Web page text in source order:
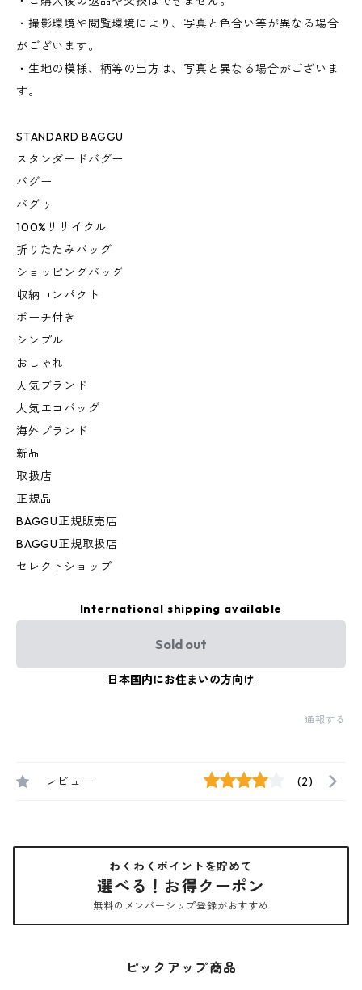
・撮影環境や閲覧環境により、写真と色合い等が異なる場合
がございます。
・生地の模様、柄等の出方は、写真と異なる場合がございま
す。
STANDARD BAGGU
スタンダードバグー
バグー
バグゥ
100%リサイクル
折りたたみバッグ
ショッピングバッグ
収納コンパクト
ポーチ付き
シンプル
おしゃれ
人気ブランド
人気エコバッグ
海外ブランド
新品
取扱店
正規品
BAGGU正規販売店
BAGGU正規取扱店
セレクトショップ
International shipping available
Sold out
日本国内にお住まいの方向け
通報する
レビュー (2)
わくわくポイントを貯めて
選べる！お得クーポン
無料のメンバーシップ登録がおすすめ
ピックアップ商品